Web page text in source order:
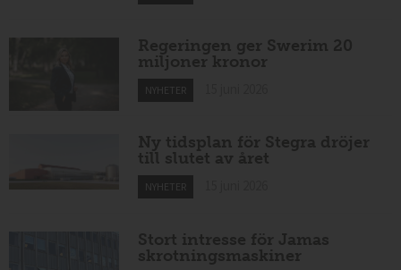
Regeringen ger Swerim 20
miljoner kronor
NYHETER
Ny tidsplan för Stegra dröjer
till slutet av året
NYHETER
Stort intresse för Jamas
skrotningsmaskiner